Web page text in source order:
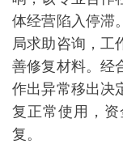
体经营陷入停滞
局求助咨询，工
善修复材料。经
作出异常移出决
复正常使用，
复。